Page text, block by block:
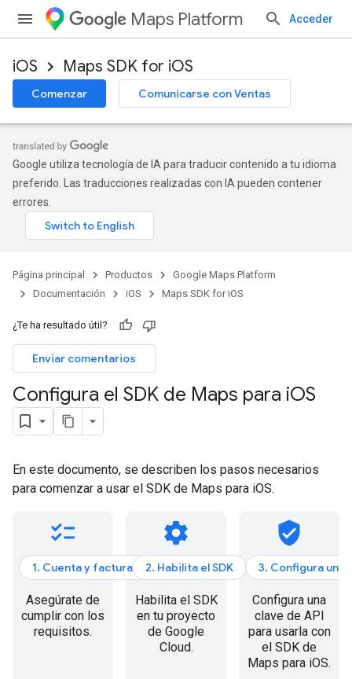
Maps Platform Acceder
iOS Maps SDK for iOS
Comenzar Comunicarse con Ventas
Google utiliza tecnología de IA para traducir contenido a tu idioma
preferido. Las traducciones realizadas con IA pueden contener
errores.
Página principal Productos
Google Maps Platform
Documentación
iOS Maps SDK for iOS
¿Te ha resultado útil?
Enviar comentarios
Configura el SDK de Maps para iOS
En este documento, se describen los pasos necesarios
para comenzar a usar el SDK de Maps para iOS.
checklist
1. Cuenta y facturación
Asegúrate de
cumplir con los
requisitos.
settings
2. Habilita el SDK
Habilita el SDK
en tu proyecto
de Google
Cloud.
verified_user
3. Configura una
Configura una
clave de API
para usarla con
el SDK de
Maps para iOS.